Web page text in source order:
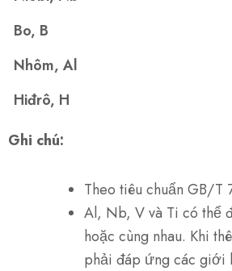
Bo, B
Nhôm, Al
Hiđrô, H
Ghi chú:
Theo tiêu chuẩn GB/T
Al, Nb, V và Ti có thể
hoặc cùng nhau. Khi
phải đáp ứng các giới